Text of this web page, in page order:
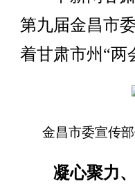
第九届金昌市
着甘肃市州“两
金昌市委宣传
凝心聚力